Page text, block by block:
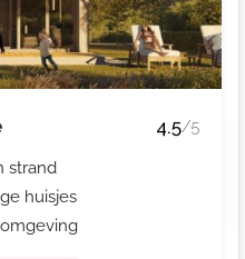
4.5/5
strand
huisjes